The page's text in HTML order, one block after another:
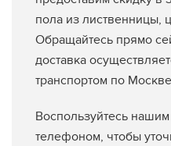
пола из лиственницы,
Обращайтесь прямо
доставка
транспортом по
Воспользуйтесь
телефоном, чтобы